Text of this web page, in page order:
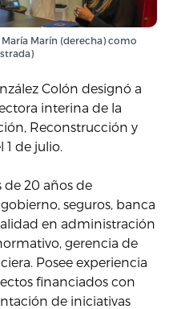
Marín (derecha) como
Colón designó a
interina de la
Reconstrucción y
1 de julio.
20 años de
seguros, banca
en administración
gerencia de
Posee experiencia
financiados con
de iniciativas